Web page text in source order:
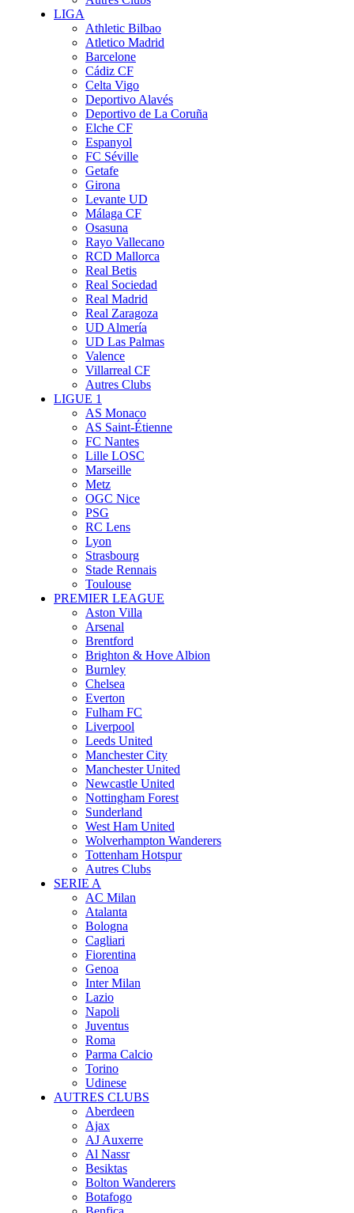
LIGA
Athletic Bilbao
Atletico Madrid
Barcelone
Cádiz CF
Celta Vigo
Deportivo Alavés
Deportivo de La Coruña
Elche CF
Espanyol
FC Séville
Getafe
Girona
Levante UD
Málaga CF
Osasuna
Rayo Vallecano
RCD Mallorca
Real Betis
Real Sociedad
Real Madrid
Real Zaragoza
UD Almería
UD Las Palmas
Valence
Villarreal CF
Autres Clubs
LIGUE 1
AS Monaco
AS Saint-Étienne
FC Nantes
Lille LOSC
Marseille
Metz
OGC Nice
PSG
RC Lens
Lyon
Strasbourg
Stade Rennais
Toulouse
PREMIER LEAGUE
Aston Villa
Arsenal
Brentford
Brighton & Hove Albion
Burnley
Chelsea
Everton
Fulham FC
Liverpool
Leeds United
Manchester City
Manchester United
Newcastle United
Nottingham Forest
Sunderland
West Ham United
Wolverhampton Wanderers
Tottenham Hotspur
Autres Clubs
SERIE A
AC Milan
Atalanta
Bologna
Cagliari
Fiorentina
Genoa
Inter Milan
Lazio
Napoli
Juventus
Roma
Parma Calcio
Torino
Udinese
AUTRES CLUBS
Aberdeen
Ajax
AJ Auxerre
Al Nassr
Besiktas
Bolton Wanderers
Botafogo